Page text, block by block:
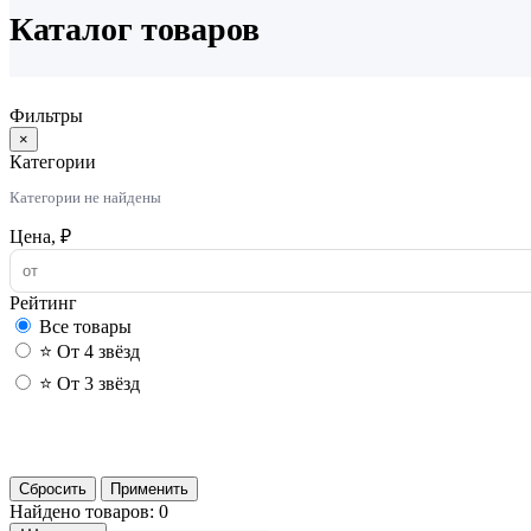
Каталог товаров
Фильтры
×
Категории
Категории не найдены
Цена, ₽
Рейтинг
Все товары
⭐ От 4 звёзд
⭐ От 3 звёзд
Сбросить
Применить
Найдено товаров: 0